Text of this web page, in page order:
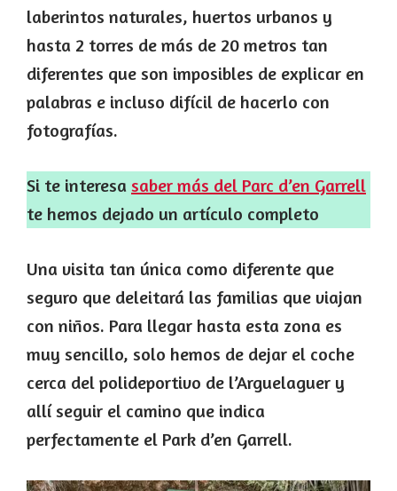
laberintos naturales, huertos urbanos y
hasta 2 torres de más de 20 metros tan
diferentes que son imposibles de explicar en
palabras e incluso difícil de hacerlo con
fotografías.
Si te interesa saber más del Parc d’en Garrell
te hemos dejado un artículo completo
Una visita tan única como diferente que
seguro que deleitará las familias que viajan
con niños. Para llegar hasta esta zona es
muy sencillo, solo hemos de dejar el coche
cerca del polideportivo de l’Arguelaguer y
allí seguir el camino que indica
perfectamente el Park d’en Garrell.